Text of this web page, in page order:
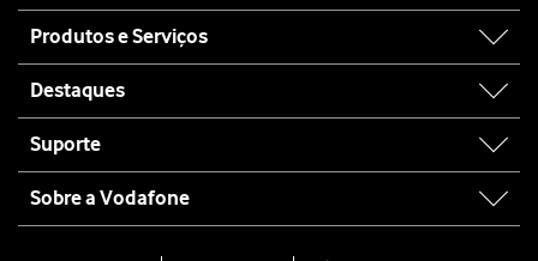
map
Produtos e Serviços
Destaques
Suporte
Sobre a Vodafone